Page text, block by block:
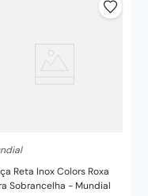
Reta Inox Colors Roxa
Sobrancelha - Mundial